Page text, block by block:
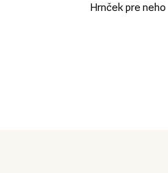
Hrnček pre neho